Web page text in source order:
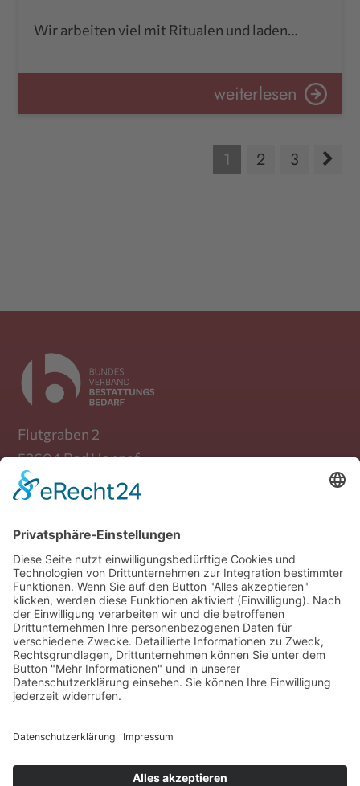
Wir arbeiten viel mit Ritualen und laden…
weiterlesen
1 2 3
Flutgraben 2
53604 Bad Honnef
Telefon: +49 (0) 30 / 39 88 72 470
bestattungsbedarf.de
Verband
Mitglieder
Beiträge
Produkte
Fachgruppen
Presse